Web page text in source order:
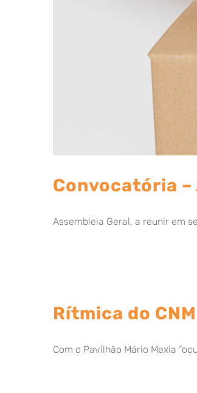
Convocatória –
Assembleia Geral, a reunir em
Rítmica do
Com o Pavilhão Mário Mexia